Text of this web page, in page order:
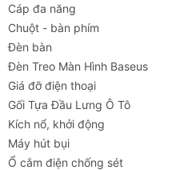
Thông số kỹ thuật
không cánh an toàn
Thông
số
Chi tiết
Cáp đa năng
Chuột - bàn phím
Đèn bàn
Đèn Treo Màn Hình Baseus
Giá đỡ điện thoại
Gối Tựa Đầu Lưng Ô Tô
Kích nổ, khởi động
Máy hút bụi
Ổ cắm điện chống sét